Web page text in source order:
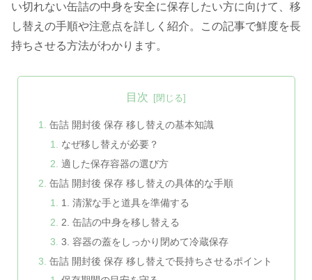
い切れない缶詰の中身を安全に保存したい方に向けて、移
し替えの手順や注意点を詳しく紹介。この記事で鮮度を長
持ちさせる方法がわかります。
目次
缶詰 開封後 保存 移し替えの基本知識
なぜ移し替えが必要？
適した保存容器の選び方
缶詰 開封後 保存 移し替えの具体的な手順
1. 清潔な手と道具を準備する
2. 缶詰の中身を移し替える
3. 容器の蓋をしっかり閉めて冷蔵保存
缶詰 開封後 保存 移し替えで長持ちさせるポイント